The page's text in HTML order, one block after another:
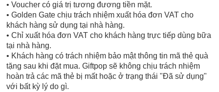
• Voucher có giá trị tương đương tiền mặt.
• Golden Gate chịu trách nhiệm xuất hóa đơn VAT cho
khách hàng sử dụng tại nhà hàng.
• Chỉ xuất hóa đơn VAT cho khách hàng trực tiếp dùng bữa
tại nhà hàng.
• Khách hàng có trách nhiệm bảo mật thông tin mã thẻ quà
tặng sau khi đặt mua. Giftpop sẽ không chịu trách nhiệm
hoàn trả các mã thẻ bị mất hoặc ở trạng thái "Đã sử dụng"
với bất kỳ lý do gì.